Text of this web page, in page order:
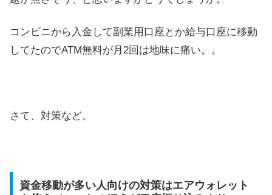
コンビニから入金して副業用口座とか給与口座に移動
してたのでATM無料が月2回は地味に痛い。。
さて、対策など。
資金移動が多い人向けの対策はエアウォレット